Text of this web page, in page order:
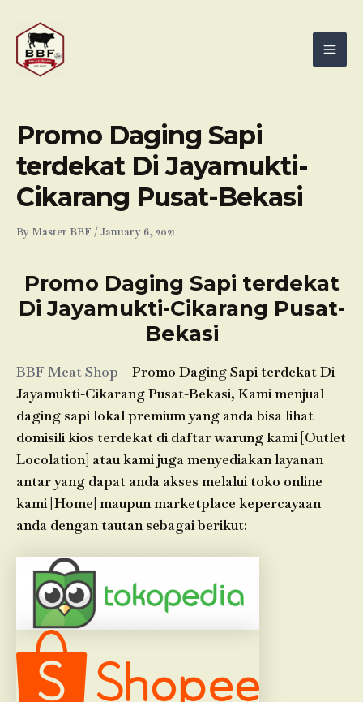
content
Promo Daging Sapi
terdekat Di Jayamukti-
Cikarang Pusat-Bekasi
By Master BBF /January 6, 2021
Promo Daging Sapi terdekat
Di Jayamukti-Cikarang Pusat-
Bekasi
BBF Meat Shop – Promo Daging Sapi terdekat Di
Jayamukti-Cikarang Pusat-Bekasi, Kami menjual
daging sapi lokal premium yang anda bisa lihat
domisili kios terdekat di daftar warung kami [Outlet
Locolation] atau kami juga menyediakan layanan
antar yang dapat anda akses melalui toko online
kami [Home] maupun marketplace kepercayaan
anda dengan tautan sebagai berikut: